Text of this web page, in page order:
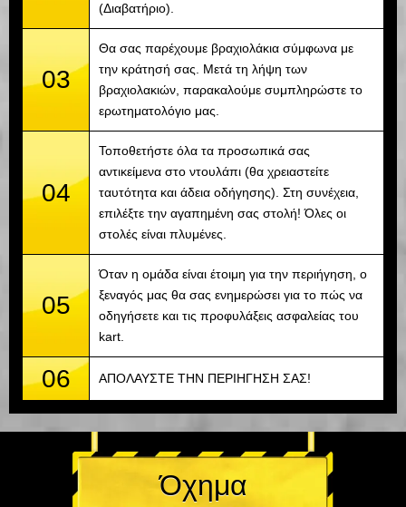
(Διαβατήριο).
03
Θα σας παρέχουμε βραχιολάκια σύμφωνα με
την κράτησή σας. Μετά τη λήψη των
βραχιολακιών, παρακαλούμε συμπληρώστε το
ερωτηματολόγιο μας.
04
Τοποθετήστε όλα τα προσωπικά σας
αντικείμενα στο ντουλάπι (θα χρειαστείτε
ταυτότητα και άδεια οδήγησης). Στη συνέχεια,
επιλέξτε την αγαπημένη σας στολή! Όλες οι
στολές είναι πλυμένες.
05
Όταν η ομάδα είναι έτοιμη για την περιήγηση, ο
ξεναγός μας θα σας ενημερώσει για το πώς να
οδηγήσετε και τις προφυλάξεις ασφαλείας του
kart.
06 ΑΠΟΛΑΥΣΤΕ ΤΗΝ ΠΕΡΙΗΓΗΣΗ ΣΑΣ!
Όχημα